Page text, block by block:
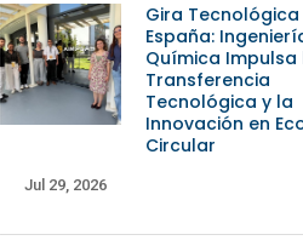
Gira Tecnológica
España:
Química Impulsa
Transferencia
Tecnológica y la
Innovación en
Circular
Jul 29, 2026